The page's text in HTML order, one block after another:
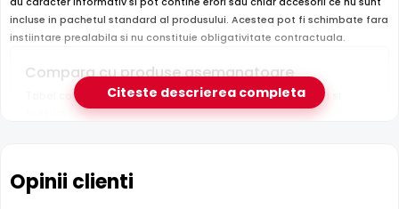
incluse in pachetul standard al produsului. Acestea pot fi schimbate fara
instiintare prealabila si nu constituie obligativitate contractuala.
Compara cu produse asemanatoare
Tabel comparativ generat automat pe baza categoriei si
Caracteristica
Citeste descrierea completa
Opinii clienti